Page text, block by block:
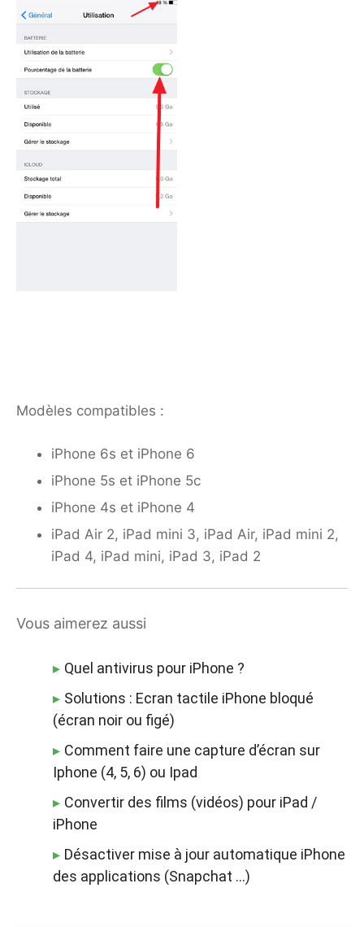
Modèles compatibles :
iPhone 6s et iPhone 6
iPhone 5s et iPhone 5c
iPhone 4s et iPhone 4
iPad Air 2, iPad mini 3, iPad Air, iPad mini 2,
iPad 4, iPad mini, iPad 3, iPad 2
Vous aimerez aussi
Quel antivirus pour iPhone ?
Solutions : Ecran tactile iPhone bloqué
(écran noir ou figé)
Comment faire une capture d’écran sur
Iphone (4, 5, 6) ou Ipad
Convertir des films (vidéos) pour iPad /
iPhone
Désactiver mise à jour automatique iPhone
des applications (Snapchat …)